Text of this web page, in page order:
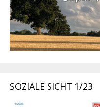
SOZIALE SICHT 1/23